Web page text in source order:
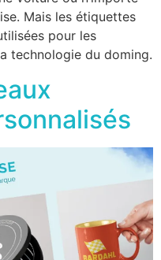
Mais les étiquettes
pour les
technologie du doming.